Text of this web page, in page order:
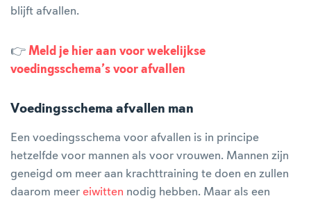
blijft afvallen.
👉 Meld je hier aan voor wekelijkse
voedingsschema’s voor afvallen
Voedingsschema afvallen man
Een voedingsschema voor afvallen is in principe
hetzelfde voor mannen als voor vrouwen. Mannen zijn
geneigd om meer aan krachttraining te doen en zullen
daarom meer eiwitten nodig hebben. Maar als een